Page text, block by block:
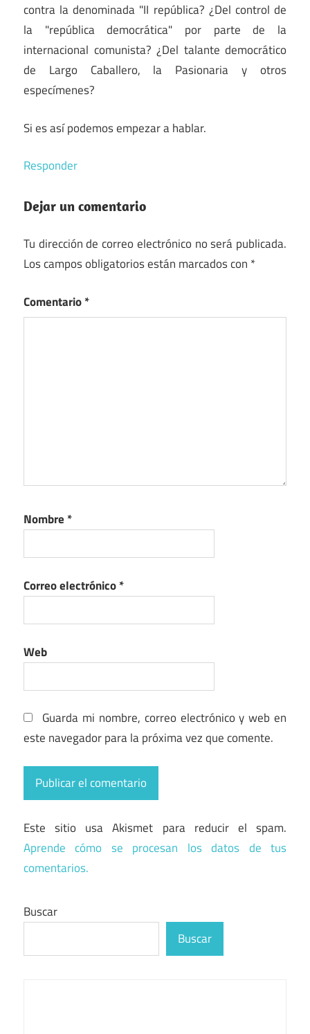
contra la denominada "II república? ¿Del control de
la "república democrática" por parte de la
internacional comunista? ¿Del talante democrático
de Largo Caballero, la Pasionaria y otros
especímenes?
Si es así podemos empezar a hablar.
Responder
Dejar un comentario
Tu dirección de correo electrónico no será publicada.
Los campos obligatorios están marcados con *
Comentario*
Nombre *
Correo electrónico*
Web
Guarda mi nombre, correo electrónico y web en
este navegador para la próxima vez que comente.
Este sitio usa Akismet para reducir el spam.
Aprende cómo se procesan los datos de tus
comentarios.
Buscar
Buscar